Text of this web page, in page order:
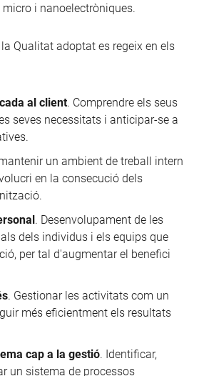
i nanoelectròniques.
Qualitat adoptat es regeix en els
al client. Comprendre els seus
seves necessitats i anticipar-se a
un ambient de treball intern
en la consecució dels
. Desenvolupament de les
dels individus i els equips que
per tal d'augmentar el benefici
. Gestionar les activitats com un
més eficientment els resultats
cap a la gestió. Identificar,
un sistema de processos